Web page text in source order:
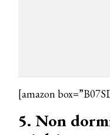
[amazon
5. Non